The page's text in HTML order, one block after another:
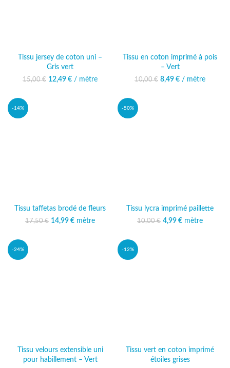
Tissu jersey de coton uni –
Gris vert
15,00€
Le prix initial était :
12,49 €
Le prix
/ mètre
Tissu en coton imprimé à pois
– Vert
10,00€ Le prix initial était :
8,49 € Le prix actuel
/ mètre
-14%
Tissu taffetas brodé de fleurs
17,50€ Le prix initial était :
14,99 €
Le prix
mètre
-50%
Tissu lycra imprimé paillette
10,00€ Le prix initial était :
4,99 €
Le prix
mètre
-24%
Tissu velours extensible uni
pour habillement – Vert
-12%
Tissu vert en coton imprimé
étoiles grises